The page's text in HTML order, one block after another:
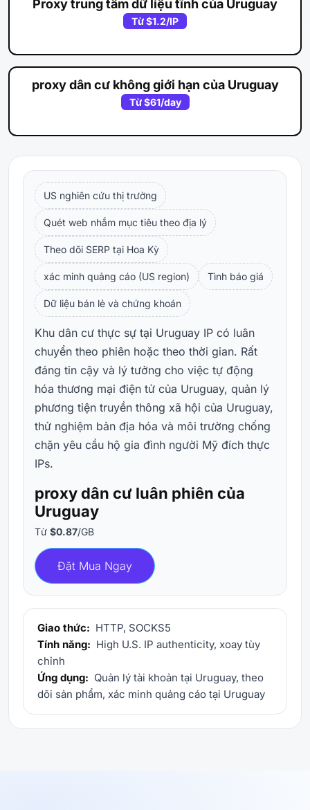
Proxy trung tâm dữ liệu tĩnh của Uruguay
Từ$1.2/IP
proxy dân cư không giới hạn của Uruguay
Từ$61/day
US nghiên cứu thị trường
Quét web nhắm mục tiêu theo địa lý
Theo dõi SERP tại Hoa Kỳ
xác minh quảng cáo (US region) Tình báo giá
Dữ liệu bán lẻ và chứng khoán
Khu dân cư thực sự tại Uruguay IP có luân
chuyển theo phiên hoặc theo thời gian. Rất
đáng tin cậy và lý tưởng cho việc tự động
hóa thương mại điện tử của Uruguay, quản lý
phương tiện truyền thông xã hội của Uruguay,
thử nghiệm bản địa hóa và môi trường chống
chặn yêu cầu hộ gia đình người Mỹ đích thực
IPs.
proxy dân cư luân phiên của
Uruguay
Từ $0.87/GB
Đặt Mua Ngay
Giao thức: HTTP, SOCKS5
Tính năng: High U.S. IP authenticity, xoay tùy
chỉnh
Ứng dụng: Quản lý tài khoản tại Uruguay, theo
dõi sản phẩm, xác minh quảng cáo tại Uruguay